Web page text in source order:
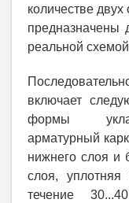
количестве
предназначены
реальной
включает
формы
арматурный
нижнего слоя и
слоя,
течение